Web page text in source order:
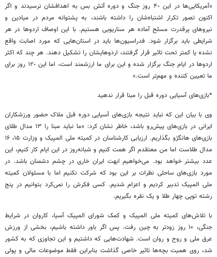
«آمریکایی‌ها در این ۴٠ روز جنگ و دوره آتش بس به اهدافشان نرسیدند و اگر
اکنون تصور تکرار اشتباه‌شان را داشته باشند، به پشتوانه مردم در میادین و
نیروهای پرقدرت مسلح آماده هر سناریویی هستیم. با این اوصاف اردوها در هر
شرایطی باید برگزار شود. فدراسیون‌ها باید در استان‌هایی که مورد اصابت واقع
نشده یا کمتر تحت تاثیر قرار گرفتند، اردوهایشان را تشکیل دهند. هر چند که اکثر
اردوها در ایام جنگ برگزار شده و این برای ما ارزشمند است، اما این ١٢٠ روز برای
ما تعیین کننده و مهم‌تر است.»
*بازی‌های آسیایی دوره قبل را مبنا قرار ندهید
وی با بیان این که نباید نتیجه بازی‌های آسیایی دوره قبل ملاک حضور ورزشکاران
ایرانی در بازی‌های پیش‌رو باشد، خاطر نشان کرد: «ما نباید مبنا را ١٣ مدال طلای
بازی‌های هانگژو بگذاریم. ارزیابی کارشناسان در کمیته ملی المپیک و وزارت ۱۵، ۱۶
مدال طلاست اما من معتقدم اگر همت کنیم و شبانه‌روز در این ایام کار کنیم، این
عدد بیشتر خواهد بود. می‌خواهیم ابهت ایران خاری در چشم دشمنان باشد. در
مورد بازی‌های ساحلی نظرات بر این بود که شرکت نکنیم اما با مسئولان کمیته
ملی المپیک تدبیر کردیم و اعزام شدیم. کسی فکرش را نمی‌کرد بتوانیم در پنج
رشته توپی چهار طلا و یک نقره بگیریم.
با تلاش‌های کمیته ملی المپیک و کمک شورای المپیک آسیا، کاروان در شرایط
جنگی، ۱۰ روز زودتر به چین رفت. پس اگر باور داشته باشیم، بخشی از ورزش
عرق ملی و روح و روان است. شهادت‌هایی که داشتیم و این تجاوزی که به کشور
شد، روی همیت بچه‌ها تاثیر خاصی گذاشت بنابراین فقط موضوعات مالی و پولی